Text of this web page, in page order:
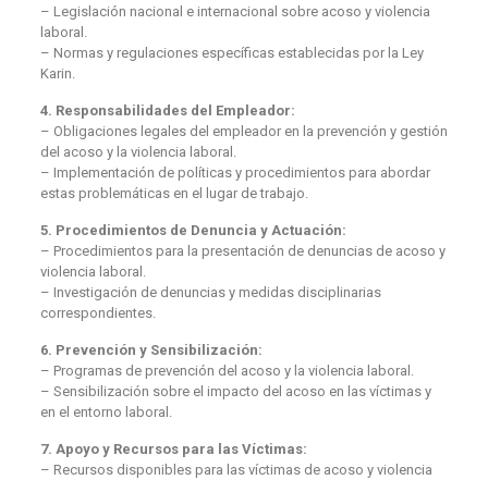
– Legislación nacional e internacional sobre acoso y violencia
laboral.
– Normas y regulaciones específicas establecidas por la Ley
Karin.
4. Responsabilidades del Empleador:
– Obligaciones legales del empleador en la prevención y gestión
del acoso y la violencia laboral.
– Implementación de políticas y procedimientos para abordar
estas problemáticas en el lugar de trabajo.
5. Procedimientos de Denuncia y Actuación:
– Procedimientos para la presentación de denuncias de acoso y
violencia laboral.
– Investigación de denuncias y medidas disciplinarias
correspondientes.
6. Prevención y Sensibilización:
– Programas de prevención del acoso y la violencia laboral.
– Sensibilización sobre el impacto del acoso en las víctimas y
en el entorno laboral.
7. Apoyo y Recursos para las Víctimas:
– Recursos disponibles para las víctimas de acoso y violencia